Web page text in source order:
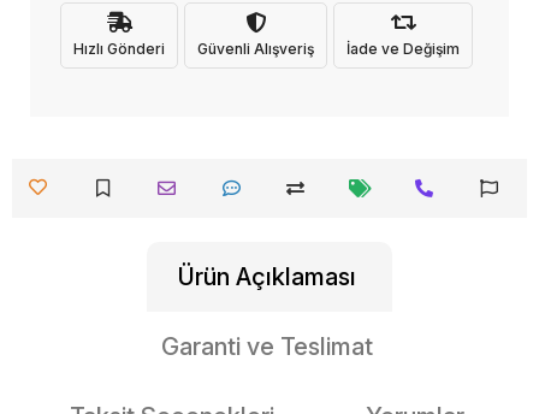
Hızlı Gönderi Güvenli Alışveriş İade ve Değişim
Ürün Açıklaması
Garanti ve Teslimat